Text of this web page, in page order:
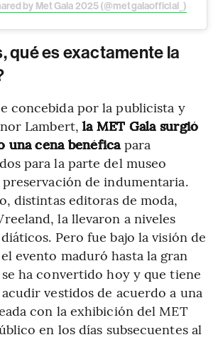
by Met Gala 2025 (@metgalaofficial_)
qué es exactamente la
concebida por la publicista y
Lambert,la MET Gala surgió
una cena benéficapara
para la parte del museo
preservación de indumentaria.
distintas editoras de moda,
la llevaron a niveles
Pero fue bajo la visión de
evento maduró hasta la gran
ha convertido hoy y que tiene
vestidos de acuerdo a una
con la exhibición del MET
en los días subsecuentes al